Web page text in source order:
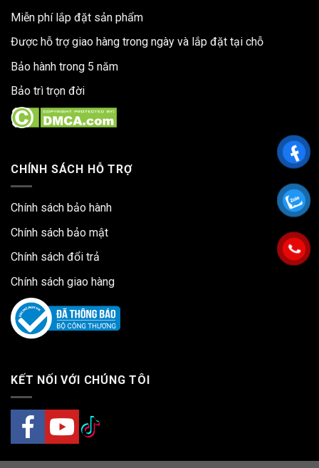
Miễn phí lắp đặt sản phẩm
Được hỗ trợ giao hàng trong ngày và lắp đặt tại chỗ
Bảo hành trong 5 năm
Bảo trì trọn đời
CHÍNH SÁCH HỖ TRỢ
Chính sách bảo hành
Chính sách bảo mật
Chính sách đổi trả
Chính sách giao hàng
KẾT NỐI VỚI CHÚNG TÔI